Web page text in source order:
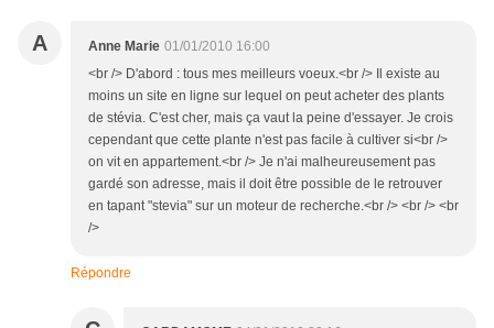
A Anne Marie 01/01/2010 16:00
<br /> D'abord : tous mes meilleurs voeux.<br /> Il existe au
moins un site en ligne sur lequel on peut acheter des plants
de stévia. C'est cher, mais ça vaut la peine d'essayer. Je crois
cependant que cette plante n'est pas facile à cultiver si<br />
on vit en appartement.<br /> Je n'ai malheureusement pas
gardé son adresse, mais il doit être possible de le retrouver
en tapant "stevia" sur un moteur de recherche.<br /> <br /> <br
/>
Répondre